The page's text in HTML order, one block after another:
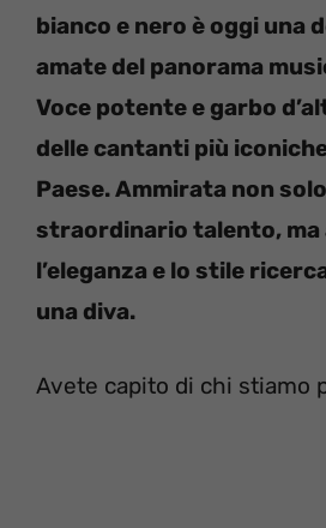
bianco e nero è oggi una
amate del panorama
Voce potente e garbo
delle cantanti più
Paese. Ammirata non
straordinario talento, ma
l’eleganza e lo stile
una diva.
Avete capito di chi stiamo